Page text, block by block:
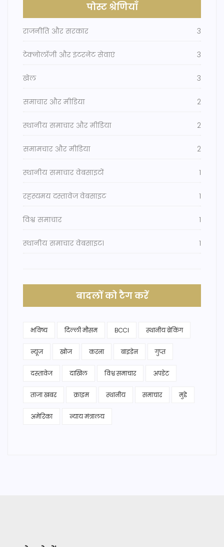
पोस्ट श्रेणियाँ
राजनीति और सरकार 3
टेक्नोलॉजी और इंटरनेट सेवाएं 3
खेल 3
समाचार और मीडिया 2
स्थानीय समाचार और मीडिया 2
समामचार और मीडिया 2
स्थानीय समाचार वेबसाइटों 1
रहस्यमय दस्तावेज वेबसाइट 1
विश्व समाचार 1
स्थानीय समाचार वेबसाइट। 1
बादलों को टैग करें
भविष्य दिल्ली मौसम BCCI स्थानीय ब्रेकिंग
न्यूज़ खोज करना बाइडेन गुप्त
दस्तावेज दाखिल विश्व समाचार अपडेट
ताजा खबर क्राइम स्थानीय समाचार मुद्दे
अमेरिका न्याय मंत्रालय